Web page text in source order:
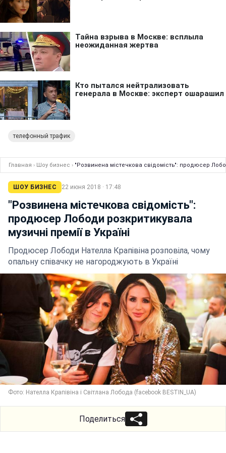
телефонный трафик
Главная › Шоу бизнес › "Розвинена містечкова свідомість": продюсер
ШОУ БИЗНЕС 22 июня 2018 · 17:48
"Розвинена містечкова свідомість":
продюсер Лободи розкритикувала
музичні премії в Україні
Продюсер Лободи Нателла Крапівіна розповіла, чому
опальну співачку не нагороджують в Україні
Фото: Нателла Крапівіна і Світлана Лобода (facebook BESTIN_UA)
Поделиться